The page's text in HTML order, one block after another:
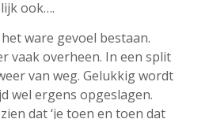
ook….
ware gevoel bestaan.
vaak overheen. In een split
van weg. Gelukkig wordt
wel ergens opgeslagen.
dat ‘je toen en toen dat